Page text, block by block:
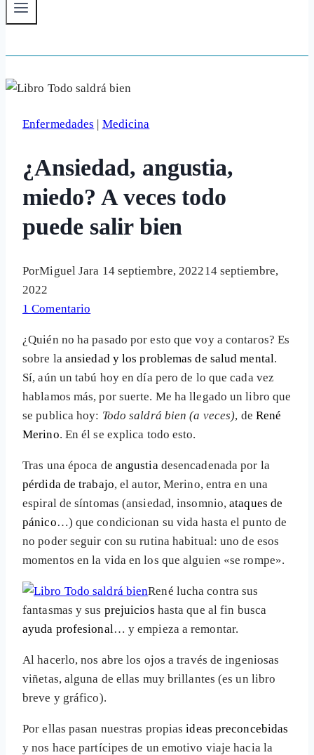
Enfermedades | Medicina
¿Ansiedad, angustia,
miedo? A veces todo
puede salir bien
PorMiguel Jara 14 septiembre, 202214 septiembre,
2022
1 Comentario
¿Quién no ha pasado por esto que voy a contaros? Es
sobre la ansiedad y los problemas de salud mental.
Sí, aún un tabú hoy en día pero de lo que cada vez
hablamos más, por suerte. Me ha llegado un libro que
se publica hoy: Todo saldrá bien (a veces), de René
Merino. En él se explica todo esto.
Tras una época de angustiadesencadenada por la
pérdida de trabajo, el autor, Merino, entra en una
espiral de síntomas (ansiedad, insomnio,ataques de
pánico…) que condicionan su vida hasta el punto de
no poder seguir con su rutina habitual: uno de esos
momentos en la vida en los que alguien «se rompe».
René lucha contra sus
fantasmas y sus prejuicios hasta que al fin busca
ayuda profesional… y empieza a remontar.
Al hacerlo, nos abre los ojos a través de ingeniosas
viñetas, alguna de ellas muy brillantes (es un libro
breve y gráfico).
Por ellas pasan nuestras propiasideas preconcebidas
y nos hace partícipes de un emotivo viaje hacia la